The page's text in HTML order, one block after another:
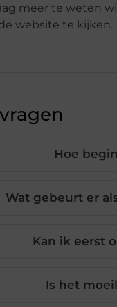
meer te weten
website te kijken.
Hoe
Wat gebeurt er
Kan ik eerst
Is het